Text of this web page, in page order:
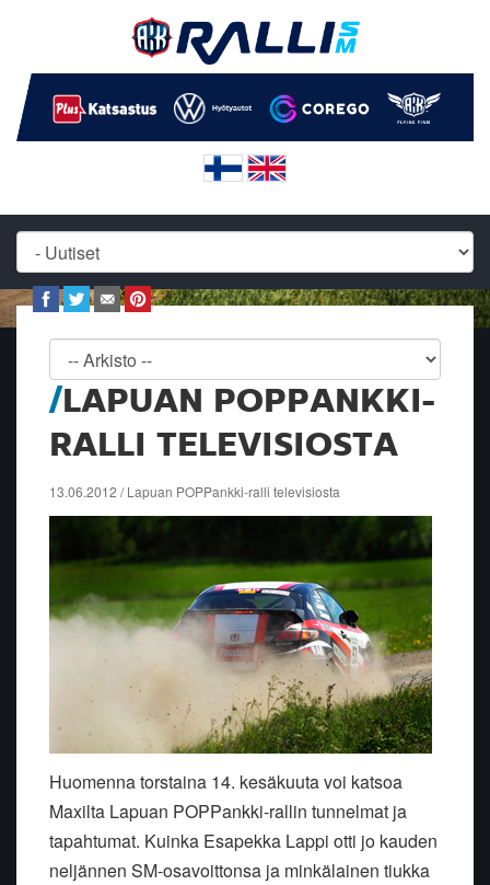
LAPUAN POPPANKKI-
RALLI TELEVISIOSTA
13.06.2012 / Lapuan POPPankki-ralli televisiosta
Huomenna torstaina 14. kesäkuuta voi katsoa
Maxilta Lapuan POPPankki-rallin tunnelmat ja
tapahtumat. Kuinka Esapekka Lappi otti jo kauden
neljännen SM-osavoittonsa ja minkälainen tiukka